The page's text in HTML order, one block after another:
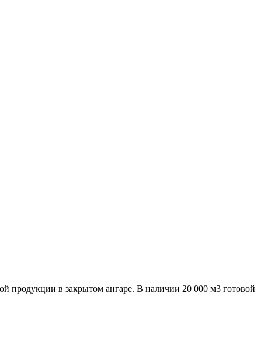
продукции в закрытом ангаре. В наличии 20 000 м3 готовой